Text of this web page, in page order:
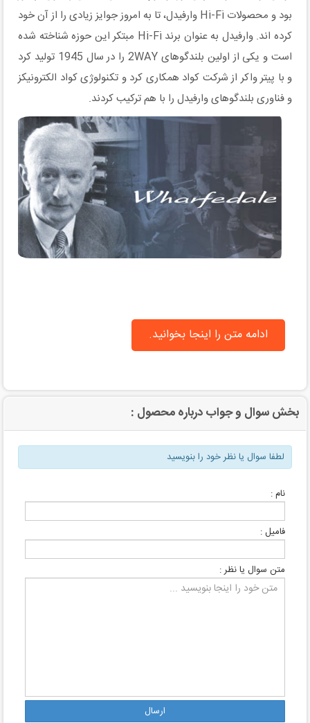
بود و محصولات Hi-Fi وارفیدل، تا به امروز جوایز زیادی را از آن خود
کرده اند. وارفیدل به عنوان برند Hi-Fi مبتکر این حوزه شناخته شده
است و یکی از اولین بلندگوهای 2WAY را در سال 1945 تولید کرد
و با پیتر واکر از شرکت کواد همکاری کرد و تکنولوژی کواد الکترونیکز
و فناوری بلندگوهای وارفیدل را با هم ترکیب کردند.
ادامه متن را اینجا بخوانید.
بخش سوال و جواب درباره محصول :
لطفا سوال یا نظر خود را بنویسید
نام :
فامیل :
متن سوال یا نظر :
ارسال